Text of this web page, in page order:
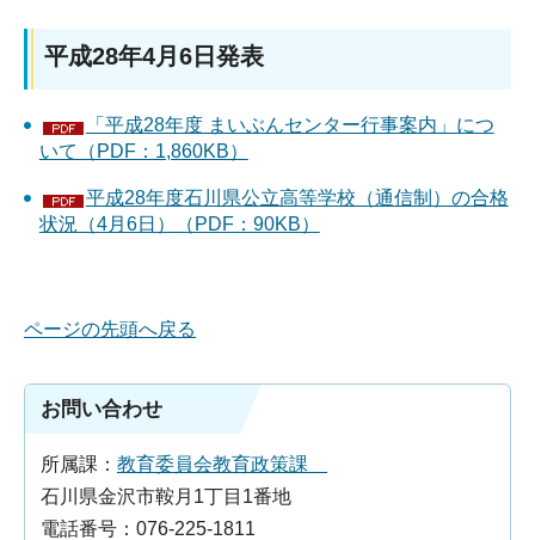
平成28年4月6日発表
「平成28年度 まいぶんセンター行事案内」につ
いて（PDF：1,860KB）
平成28年度石川県公立高等学校（通信制）の合格
状況（4月6日）（PDF：90KB）
ページの先頭へ戻る
お問い合わせ
所属課： 教育委員会教育政策課
石川県金沢市鞍月1丁目1番地
電話番号：076-225-1811